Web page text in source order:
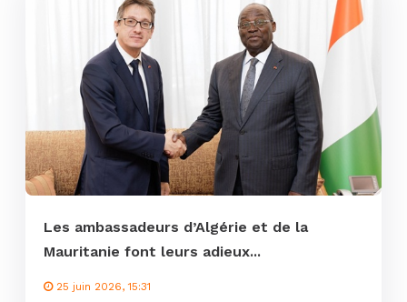
Les ambassadeurs d’Algérie et de la
Mauritanie font leurs adieux...
25 juin 2026, 15:31